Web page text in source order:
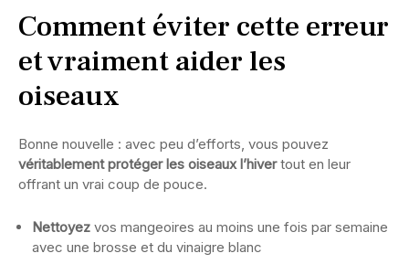
Comment éviter cette erreur
et vraiment aider les
oiseaux
Bonne nouvelle : avec peu d’efforts, vous pouvez
véritablement protéger les oiseaux l’hivertout en leur
offrant un vrai coup de pouce.
Nettoyez vos mangeoires au moins une fois par semaine
avec une brosse et du vinaigre blanc